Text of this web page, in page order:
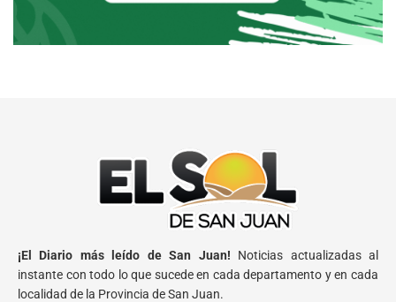
¡El Diario más leído de San Juan! Noticias actualizadas al
instante con todo lo que sucede en cada departamento y en cada
localidad de la Provincia de San Juan.